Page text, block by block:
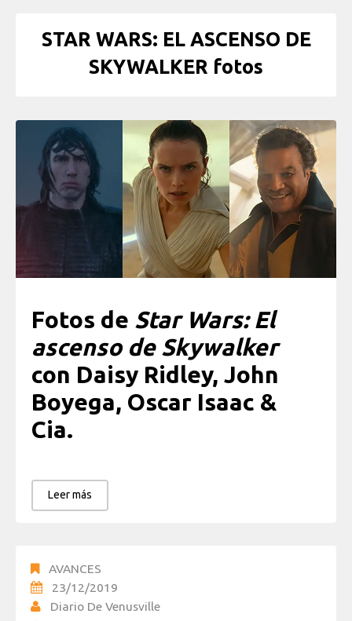
STAR WARS: EL ASCENSO DE
SKYWALKER fotos
Fotos de Star Wars: El
ascenso de Skywalker
con Daisy Ridley, John
Boyega, Oscar Isaac &
Cia.
Leer más
AVANCES
23/12/2019
Diario De Venusville